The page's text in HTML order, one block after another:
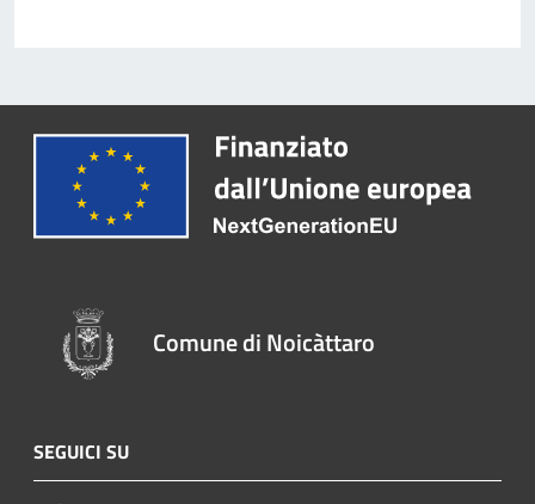
Comune di Noicàttaro
SEGUICI SU